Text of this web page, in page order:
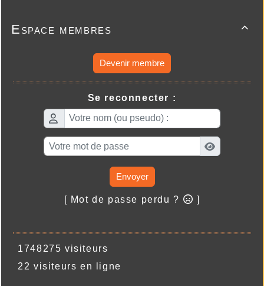

Espace membres
Devenir membre
Se reconnecter :
Envoyer
[ Mot de passe perdu ? ]
1748275 visiteurs
22 visiteurs en ligne